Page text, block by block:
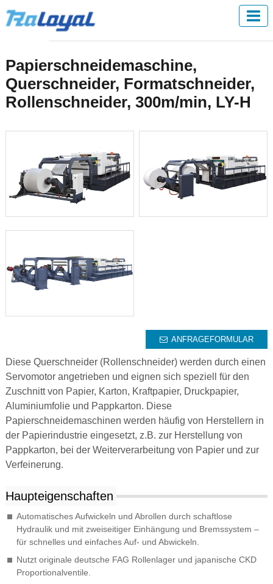
Papierschneidemaschine,
Querschneider, Formatschneider,
Rollenschneider, 300m/min, LY-H
ANFRAGEFORMULAR
Diese Querschneider (Rollenschneider) werden durch einen
Servomotor angetrieben und eignen sich speziell für den
Zuschnitt von Papier, Karton, Kraftpapier, Druckpapier,
Aluminiumfolie und Pappkarton. Diese
Papierschneidemaschinen werden häufig von Herstellern in
der Papierindustrie eingesetzt, z.B. zur Herstellung von
Pappkarton, bei der Weiterverarbeitung von Papier und zur
Verfeinerung.
Haupteigenschaften
Automatisches Aufwickeln und Abrollen durch schaftlose
Hydraulik und mit zweiseitiger Einhängung und Bremssystem –
für schnelles und einfaches Auf- und Abwickeln.
Nutzt originale deutsche FAG Rollenlager und japanische CKD
Proportionalventile.